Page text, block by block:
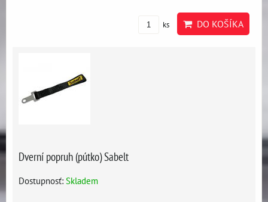
ks DO KOŠÍKA
Dverní popruh (pútko) Sabelt
Dostupnosť: Skladem